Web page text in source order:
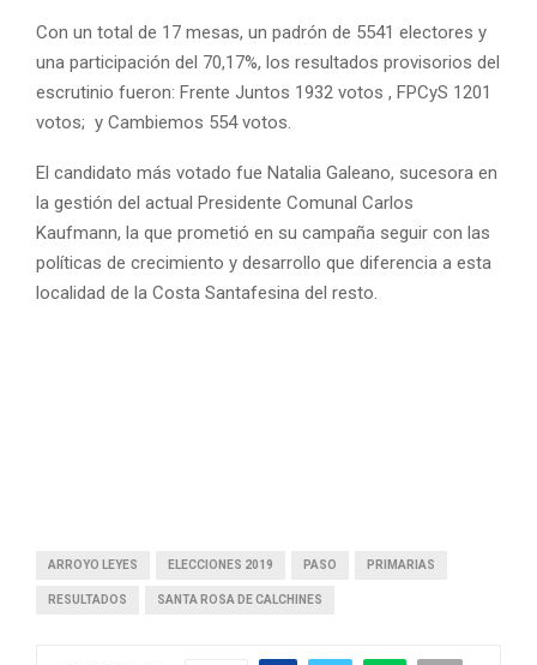
Con un total de 17 mesas, un padrón de 5541 electores y
una participación del 70,17%, los resultados provisorios del
escrutinio fueron: Frente Juntos 1932 votos , FPCyS 1201
votos; y Cambiemos 554 votos.
El candidato más votado fue Natalia Galeano, sucesora en
la gestión del actual Presidente Comunal Carlos
Kaufmann, la que prometió en su campaña seguir con las
políticas de crecimiento y desarrollo que diferencia a esta
localidad de la Costa Santafesina del resto.
ARROYO LEYES ELECCIONES 2019 PASO PRIMARIAS
RESULTADOS SANTA ROSA DE CALCHINES